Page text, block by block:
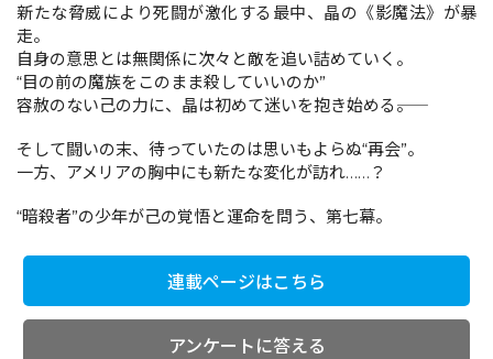
閉じる
新たな脅威により死闘が激化する最中、晶の《影魔法》が暴
走。
自身の意思とは無関係に次々と敵を追い詰めていく。
“目の前の魔族をこのまま殺していいのか”
容赦のない己の力に、晶は初めて迷いを抱き始める――。
そして闘いの末、待っていたのは思いもよらぬ“再会”。
一方、アメリアの胸中にも新たな変化が訪れ……？
“暗殺者”の少年が己の覚悟と運命を問う、第七幕。
連載ページはこちら
アンケートに答える